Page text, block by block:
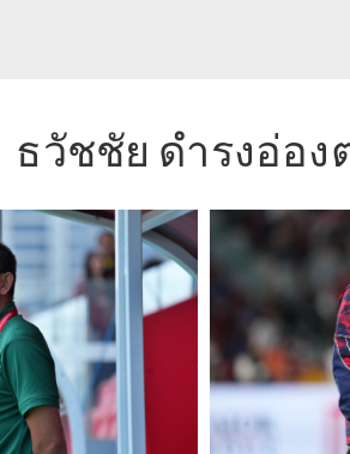
ธวัชชัย ดำรงอ่อง